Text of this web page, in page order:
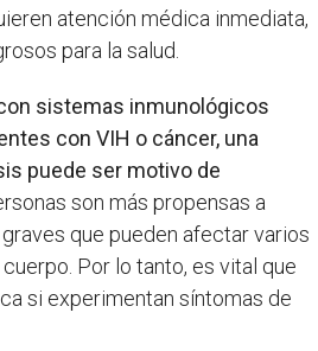
atención médica inmediata,
para la salud.
sistemas inmunológicos
con VIH o cáncer, una
puede ser motivo de
son más propensas a
que pueden afectar varios
Por lo tanto, es vital que
si experimentan síntomas de